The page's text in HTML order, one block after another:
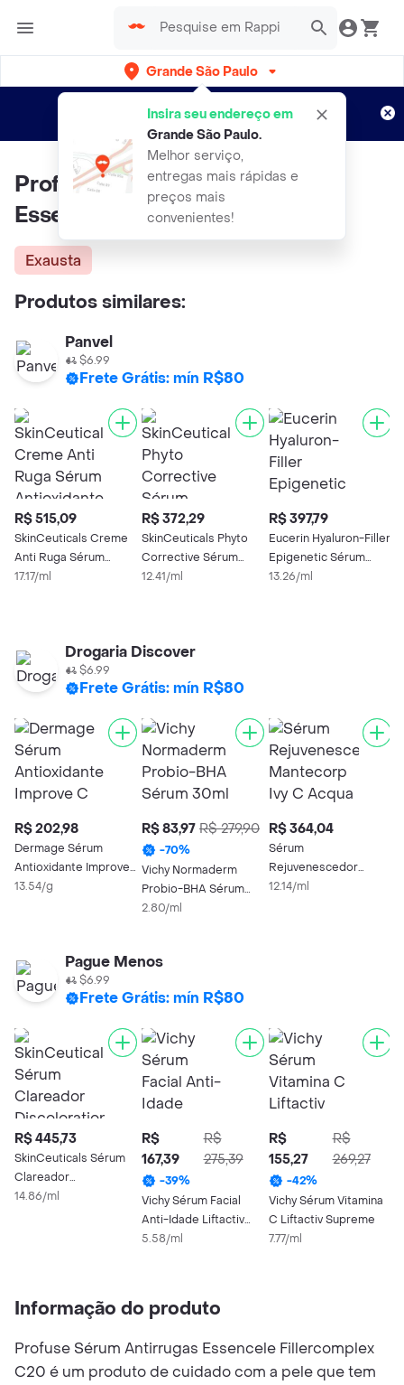
Grande São Paulo
Insira seu endereço em
Grande São Paulo.
Melhor serviço,
entregas mais rápidas e
preços mais
convenientes!
Entregas grátis por 15 dias!
Aplicam T&C
Profuse Sérum Antirrugas
Essencele Filler Complex C20
Exausta
Produtos similares:
Panvel
$6.99
Frete Grátis: mín R$80
R$ 515,09
SkinCeuticals Creme
Anti Ruga Sérum
Antioxidante Ferulic
17.17/ml
R$ 372,29
SkinCeuticals Phyto
Corrective Sérum
Corretor Calmante
12.41/ml
R$ 397,79
Eucerin Hyaluron-Filler
Epigenetic Sérum
Facial 30ml
13.26/ml
Drogaria Discover
$6.99
Frete Grátis: mín R$80
R$ 202,98
Dermage Sérum
Antioxidante Improve
C 20
13.54/g
R$ 83,97 R$ 279,90
-70%
Vichy Normaderm
Probio-BHA Sérum
30ml
2.80/ml
R$ 364,04
Sérum
Rejuvenescedor
Mantecorp Ivy C
12.14/ml
Pague Menos
$6.99
Frete Grátis: mín R$80
R$ 445,73
SkinCeuticals Sérum
Clareador
Discoloration Defense
14.86/ml
R$
167,39
R$
275,39
-39%
Vichy Sérum Facial
Anti-Idade Liftactiv
Supreme 30ml
5.58/ml
R$
155,27
R$
269,27
-42%
Vichy Sérum Vitamina
C Liftactiv Supreme
7.77/ml
Informação do produto
Profuse Sérum Antirrugas Essencele Fillercomplex
C20 é um produto de cuidado com a pele que tem